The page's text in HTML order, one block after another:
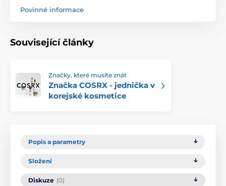
Povinné informace
Související články
Značky, které musíte znát
Značka COSRX - jednička v
korejské kosmetice
Popis a parametry
Složení
Diskuze (0)